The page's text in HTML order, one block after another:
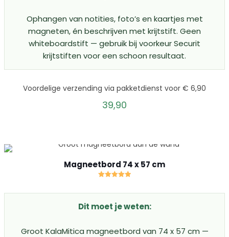
Ophangen van notities, foto’s en kaartjes met
magneten, én beschrijven met krijtstift. Geen
whiteboardstift — gebruik bij voorkeur Securit
krijtstiften voor een schoon resultaat.
Voordelige verzending via pakketdienst voor € 6,90
39,90
Magneetbord 74 x 57 cm
uit 5
Dit moet je weten:
Groot KalaMitica magneetbord van 74 x 57 cm —